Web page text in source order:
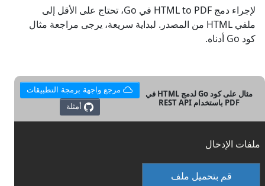
لإجراء دمج HTML to PDF في Go، تحتاج على الأقل إلى
ملفي HTML من المصدر. لبداية سريعة، يرجى مراجعة مثال
كود Go أدناه.
مثال على كود Go لدمج HTML في
PDF باستخدام REST API
مرجع واجهة برمجة التطبيقات
ملفات الإدخال
قم بتحميل ملف